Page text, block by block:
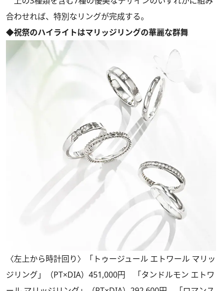
合わせれば、特別なリングが完成する。
◆祝祭のハイライトはマリッジリングの華麗な群舞
〈左上から時計回り〉「トゥージュール エトワール マリッ
ジリング」（PT×DIA）451,000円 「タンドルモン エトワ